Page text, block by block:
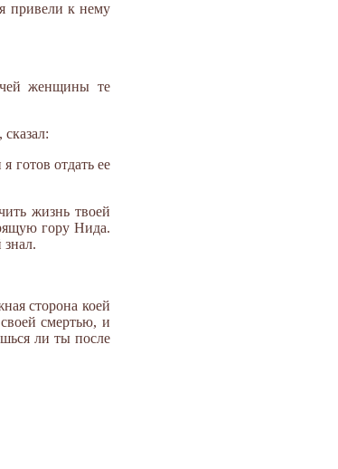
привели к нему
женщины те
готов отдать ее
жизнь твоей
гору Нида.
сторона коей
смертью, и
ли ты после